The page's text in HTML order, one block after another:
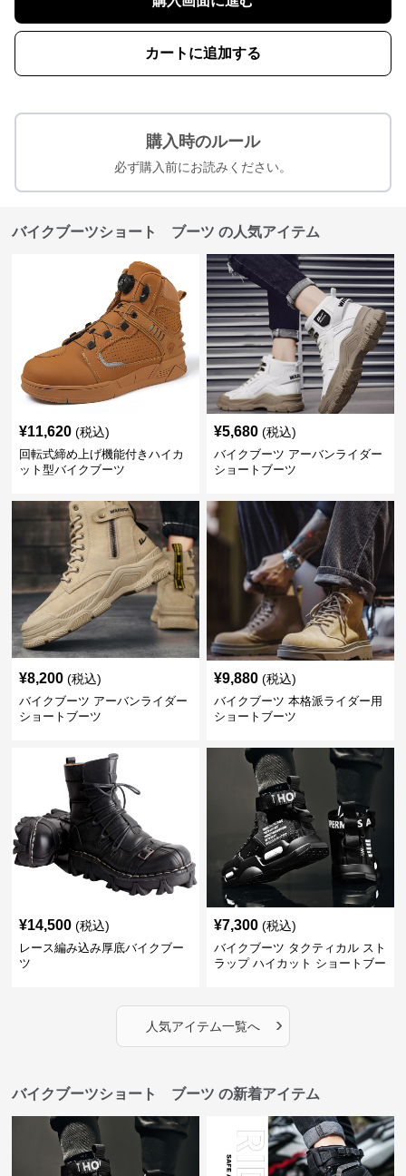
カートに追加する
購入時のルール
必ず購入前にお読みください。
バイクブーツショート ブーツ の人気アイテム
¥11,620 (税込)
回転式締め上げ機能付きハイカ
ット型バイクブーツ
¥5,680 (税込)
バイクブーツ アーバンライダー
ショートブーツ
¥8,200 (税込)
バイクブーツ アーバンライダー
ショートブーツ
¥9,880 (税込)
バイクブーツ 本格派ライダー用
ショートブーツ
¥14,500 (税込)
レース編み込み厚底バイクブー
ツ
¥7,300 (税込)
バイクブーツ タクティカル スト
ラップ ハイカット ショートブー
人気アイテム一覧へ ›
バイクブーツショート ブーツ の新着アイテム